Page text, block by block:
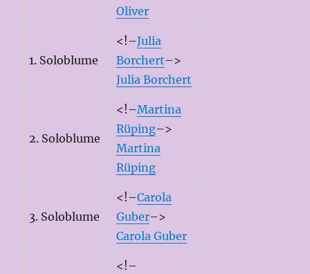
Oliver
1. Soloblume
<!–Julia
Borchert–>
Julia Borchert
2. Soloblume
<!–Martina
Rüping–>
Martina
Rüping
3. Soloblume
<!–Carola
Guber–>
Carola Guber
<!–